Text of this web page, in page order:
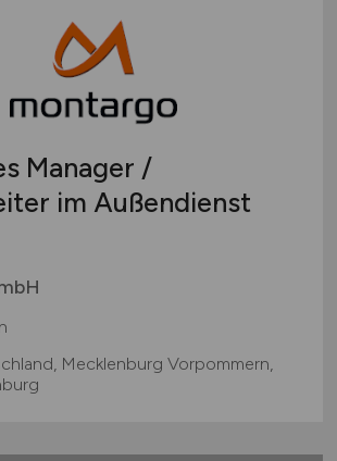
Manager /
im Außendienst
Mecklenburg Vorpommern,